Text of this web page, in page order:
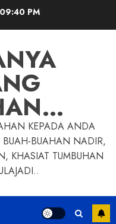
PM
KEPADA ANDA
BUAH-BUAHAN NADIR,
KHASIAT TUMBUHAN